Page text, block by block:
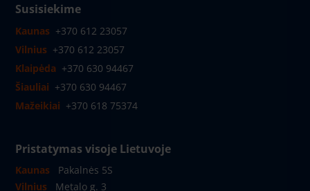
Susisiekime
Kaunas +370 612 23057
Vilnius +370 612 23057
Klaipėda +370 630 94467
Šiauliai +370 630 94467
Mažeikiai +370 618 75374
Pristatymas visoje Lietuvoje
Kaunas
Pakalnės 5S
Vilnius
Metalo g. 3